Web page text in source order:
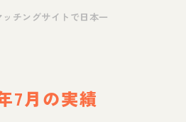
チングサイトで日本一
7月の実績